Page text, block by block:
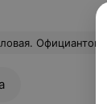
я не в курсе. Никаких стейков, конечно, тоже нет. Не